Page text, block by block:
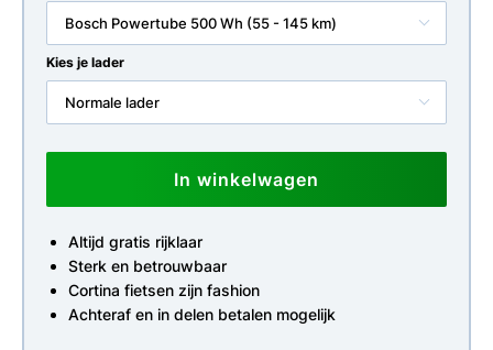
Bosch Powertube 500 Wh (55 - 145 km)
Kies je lader
Normale lader
In winkelwagen
Altijd gratis rijklaar
Sterk en betrouwbaar
Cortina fietsen zijn fashion
Achteraf en in delen betalen mogelijk